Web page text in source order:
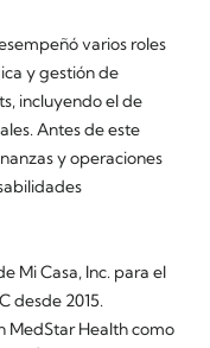
varios roles
y gestión de
incluyendo el de
Antes de este
y operaciones
Mi Casa, Inc. para el
desde 2015.
MedStar Health como